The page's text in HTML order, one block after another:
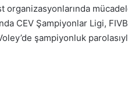
CEV Şampiyonlar Ligi,
şampiyonluk